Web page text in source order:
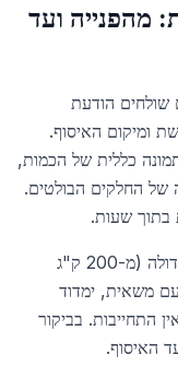
מהפנייה ועד
שולחים הודעת
ומיקום האיסוף.
— תמונה כללית של הכמות,
של החלקים הבולטים.
בתוך שעות.
שלב שני: תיאום ביקור ושקילה. אם הכמות גדולה (מ-200 ק"ג
משאית, ימדוד
התחייבות. בביקור
האיסוף.